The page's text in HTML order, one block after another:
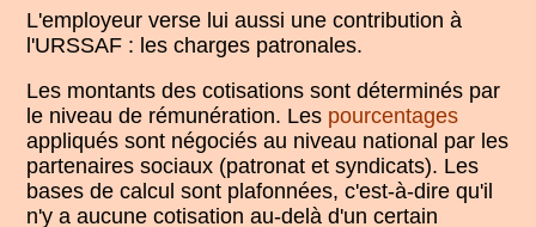
L'employeur verse lui aussi une contribution à
l'URSSAF : les charges patronales.
Les montants des cotisations sont déterminés par
le niveau de rémunération. Les pourcentages
appliqués sont négociés au niveau national par les
partenaires sociaux (patronat et syndicats). Les
bases de calcul sont plafonnées, c'est-à-dire qu'il
n'y a aucune cotisation au-delà d'un certain